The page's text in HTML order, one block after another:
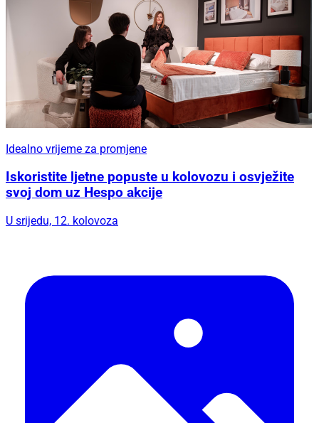
Idealno vrijeme za promjene
Iskoristite ljetne popuste u kolovozu i osvježite
svoj dom uz Hespo akcije
U srijedu, 12. kolovoza